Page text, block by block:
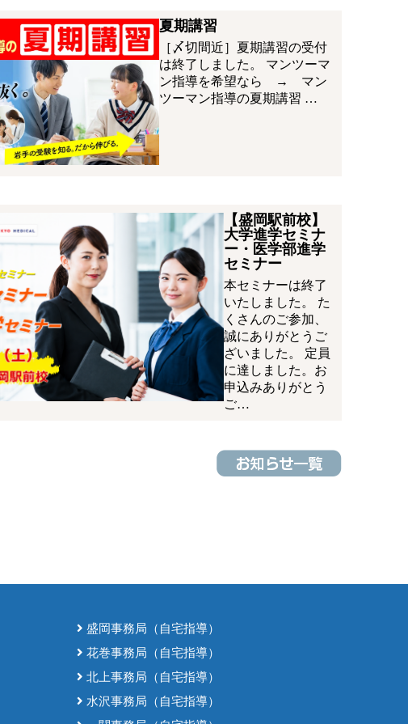
夏期講習
［〆切間近］夏期講習の受付
は終了しました。 マンツーマ
ン指導を希望なら → マン
ツーマン指導の夏期講習 …
【盛岡駅前校】
大学進学セミナ
ー・医学部進学
セミナー
本セミナーは終了
いたしました。 た
くさんのご参加、
誠にありがとうご
ざいました。 定員
に達しました。お
申込みありがとう
ご…
盛岡事務局（自宅指導）
花巻事務局（自宅指導）
北上事務局（自宅指導）
水沢事務局（自宅指導）